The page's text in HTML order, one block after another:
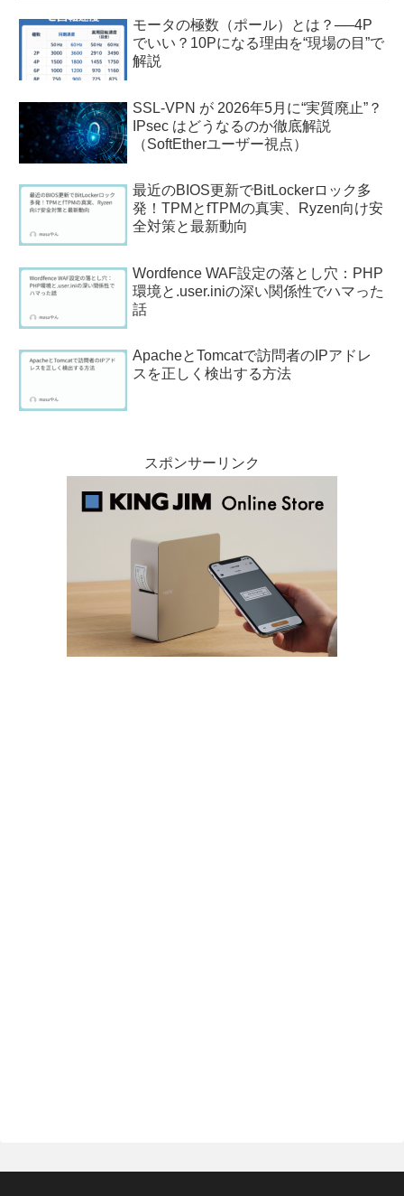
モータの極数（ポール）とは？──4P
でいい？10Pになる理由を“現場の目”で
解説
SSL-VPN が 2026年5月に“実質廃止”？
IPsec はどうなるのか徹底解説
（SoftEtherユーザー視点）
最近のBIOS更新でBitLockerロック多
発！TPMとfTPMの真実、Ryzen向け安
全対策と最新動向
Wordfence WAF設定の落とし穴：PHP
環境と.user.iniの深い関係性でハマった
話
ApacheとTomcatで訪問者のIPアドレ
スを正しく検出する方法
スポンサーリンク